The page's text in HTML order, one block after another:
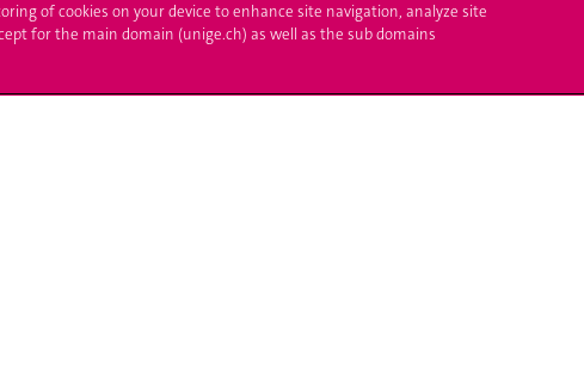
Immatriculations
Démarches administratives Médias
of cookies on your device to enhance site navigation, analyze site
for the main domain (unige.ch) as well as the sub domains